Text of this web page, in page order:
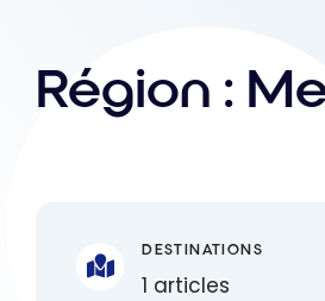
Région :
DESTINATIONS
1 articles